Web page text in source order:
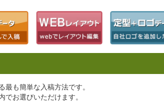
最も簡単な入稿方法です。
でお選びいただけます。